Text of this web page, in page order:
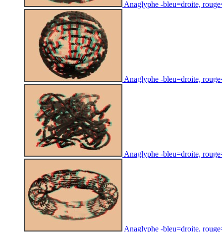
Anaglyphe -bleu=droite,
Anaglyphe -bleu=droite,
Anaglyphe -bleu=droite,
Anaglyphe -bleu=droite,